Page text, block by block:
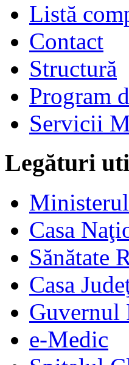
Listă
Contact
Structură
Program
Servicii
Legături
Casa
Sănătate
Casa
Guvernul
e-Medic